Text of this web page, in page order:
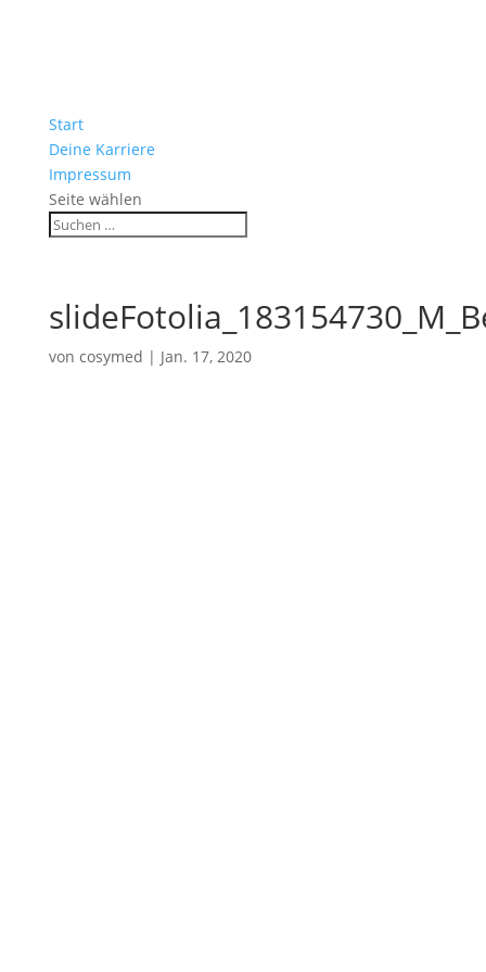
Start
Deine Karriere
Impressum
Seite wählen
von cosymed | Jan. 17, 2020